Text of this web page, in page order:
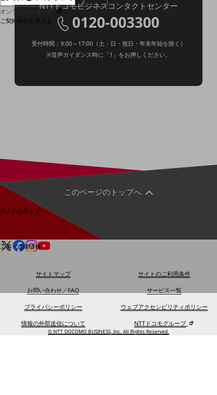
オンラインショップ
ご契約中のお客さま
サービス別サポート情報
料金分析(ご利用料金管理サービス)
Web明細(My docomo)
個人のお客さま
工事・故障情報
SDPFナレッジセンター
NTTドコモ 通信障害情報
NTTドコモビジネスコンタクトセンター
0120-003300
受付時間：9:00～17:00（土・日・祝日・年末年始を除く）
※音声ガイダンス時に「1」をお押しください。
このページのトップへ
サイトマップ
サイトのご利用条件
お問い合わせ／FAQ
サービス一覧
プライバシーポリシー
ウェブアクセシビリティポリシー
情報の外部送信について
NTTドコモグループ
© NTT DOCOMO BUSINESS, Inc. All Rights Reserved.